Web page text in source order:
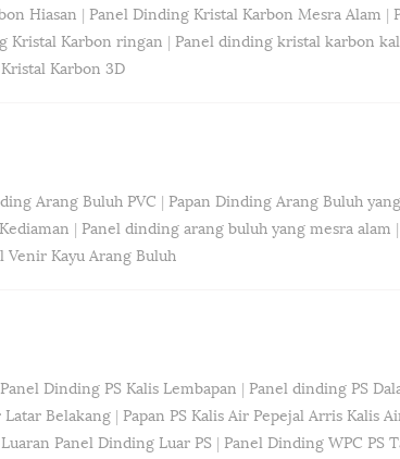
Hiasan | Panel Dinding Kristal Karbon Mesra Alam |
Kristal Karbon ringan | Panel dinding kristal karbon
Karbon 3D
Arang Buluh PVC | Papan Dinding Arang Buluh
| Panel dinding arang buluh yang mesra alam |
Venir Kayu Arang Buluh
Panel Dinding PS Kalis Lembapan | Panel dinding PS
Latar Belakang | Papan PS Kalis Air Pepejal Arris Kalis
Panel Dinding Luar PS | Panel Dinding WPC PS